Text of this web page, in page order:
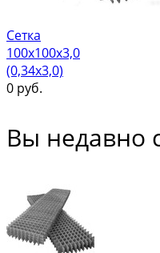
Сетка
100х100х3,0
(0,34х3,0)
0 руб.
Вы недавно